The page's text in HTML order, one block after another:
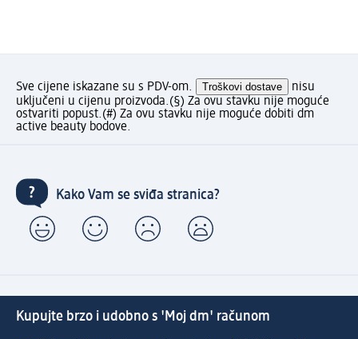
Sve cijene iskazane su s PDV-om. Troškovi dostave
nisu
uključeni u cijenu proizvoda.(§) Za ovu stavku nije moguće
ostvariti popust.(#) Za ovu stavku nije moguće dobiti dm
active beauty bodove.
Kako Vam se sviđa stranica?
Kupujte brzo i udobno s 'Moj dm' računom